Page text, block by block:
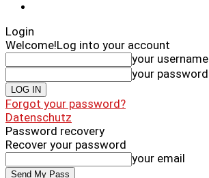
Login
Welcome!Log into your account
your username
your password
Forgot your password?
Datenschutz
Password recovery
Recover your password
your email